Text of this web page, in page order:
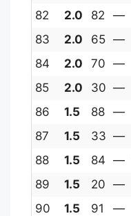
82
2.0 82 —
83
2.0 65 —
84
2.0 70 —
85
2.0 30 —
86
1.5 88 —
87
1.5 33 —
88
1.5 84 —
89
1.5 20 —
90
1.5 91 —